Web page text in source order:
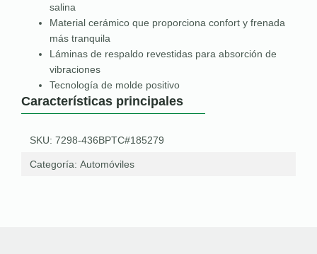
salina
Material cerámico que proporciona confort y frenada
más tranquila
Láminas de respaldo revestidas para absorción de
vibraciones
Tecnología de molde positivo
Características principales
SKU: 7298-436BPTC#185279
Categoría: Automóviles